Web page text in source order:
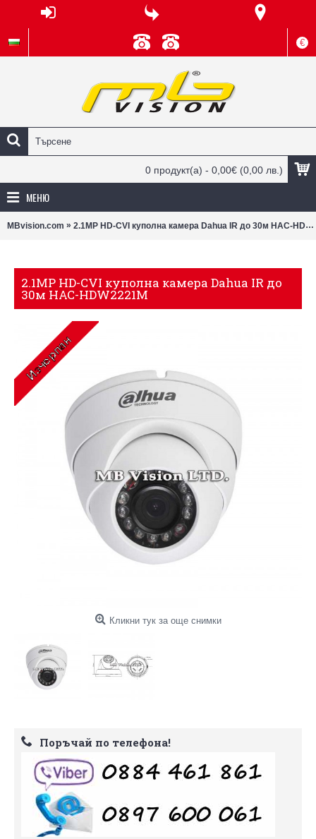
€
0 продукт(а) - 0,00€ (0,00 лв.)
МЕНЮ
MBvision.com » 2.1MP HD-CVI куполна камера Dahua IR до 30м HAC-HDW2221M
2.1MP HD-CVI куполна камера Dahua IR до
30м HAC-HDW2221M
Кликни тук за още снимки
Поръчай по телефона!